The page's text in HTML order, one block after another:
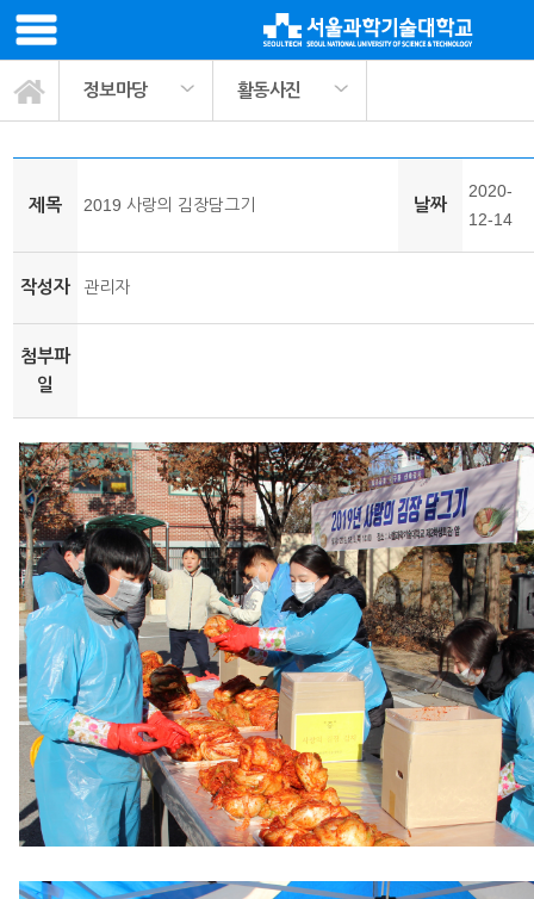
정보마당 활동사진
ST나눔공헌단 소개
봉사활동 교과목소개
사회봉사 프로그램
정보마당
마이페이지
공지사항
활동정보나눔
서식자료실
활동사진
팀매칭 커뮤니티
관련기관링크
제목 2019 사랑의 김장담그기 날짜
2020-
12-14
작성자 관리자
첨부파
일